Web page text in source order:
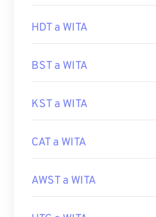
HDT a WITA
BST a WITA
KST a WITA
CAT a WITA
AWST a WITA